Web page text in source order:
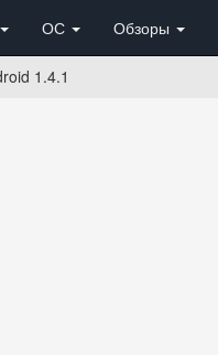
ОС Обзоры
1.4.1